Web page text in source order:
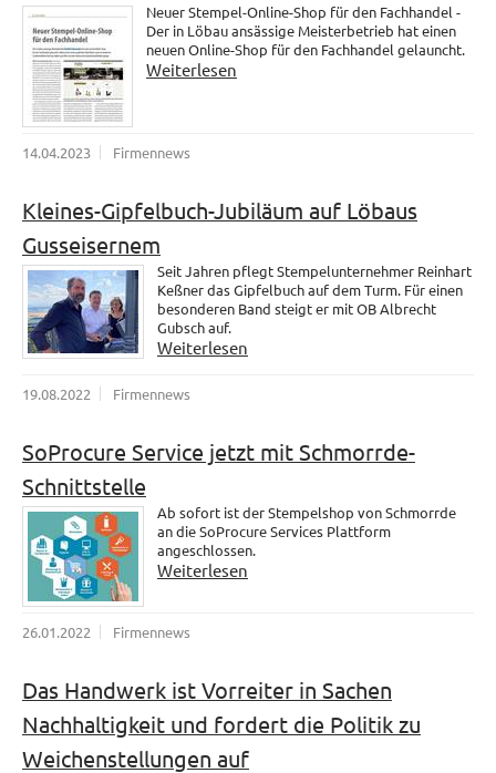
Neuer Stempel-Online-Shop für den Fachhandel -
Der in Löbau ansässige Meisterbetrieb hat einen
neuen Online-Shop für den Fachhandel gelauncht.
Weiterlesen
14.04.2023 Firmennews
Kleines-Gipfelbuch-Jubiläum auf Löbaus
Gusseisernem
Seit Jahren pflegt Stempelunternehmer Reinhart
Keßner das Gipfelbuch auf dem Turm. Für einen
besonderen Band steigt er mit OB Albrecht
Gubsch auf.
Weiterlesen
19.08.2022 Firmennews
SoProcure Service jetzt mit Schmorrde-
Schnittstelle
Ab sofort ist der Stempelshop von Schmorrde
an die SoProcure Services Plattform
angeschlossen.
Weiterlesen
26.01.2022 Firmennews
Das Handwerk ist Vorreiter in Sachen
Nachhaltigkeit und fordert die Politik zu
Weichenstellungen auf